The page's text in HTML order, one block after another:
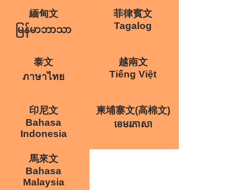
緬甸文
မြန်မာဘာသာ
菲律賓文
Tagalog
泰文
ภาษาไทย
越南文
Tiếng Việt
印尼文
Bahasa
Indonesia
柬埔寨文(高棉文)
ខេមរភាសា
馬來文
Bahasa
Malaysia